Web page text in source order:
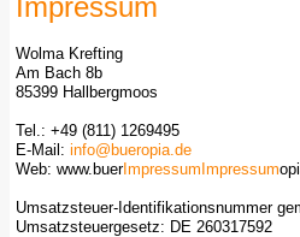
Impressum
Wolma Krefting
Am Bach 8b
85399 Hallbergmoos
Tel.: +49 (811) 1269495
E-Mail: info@bueropia.de
Web: www.buerImpressum Impressum
Umsatzsteuer-Identifikationsnummer
Umsatzsteuergesetz: DE 260317592